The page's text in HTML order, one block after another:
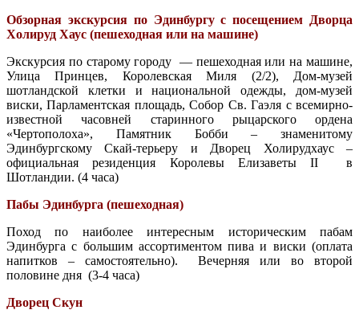
Обзорная экскурсия по Эдинбургуc посещением Дворца
Холируд Хаус (пешеходная или на машине)
Экскурсия по старому городу — пешеходная или на машине,
Улица Принцев, Королевская Миля (2/2), Дом-музей
шотландской клетки и национальной одежды, дом-музей
виски, Парламентская площадь, Собор Св. Гаэля с всемирно-
известной часовней старинного рыцарского ордена
«Чертополоха», Памятник Бобби – знаменитому
Эдинбургскому Скай-терьеру и Дворец Холирудхаус –
официальная резиденция Королевы Елизаветы II в
Шотландии. (4 часа)
Пабы Эдинбурга (пешеходная)
Поход по наиболее интересным историческим пабам
Эдинбурга с большим ассортиментом пива и виски (оплата
напитков – самостоятельно). Вечерняя или во второй
половине дня (3-4 часа)
Дворец Скун